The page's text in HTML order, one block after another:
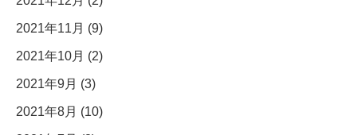
2021年11月 (9)
2021年10月 (2)
2021年9月 (3)
2021年8月 (10)